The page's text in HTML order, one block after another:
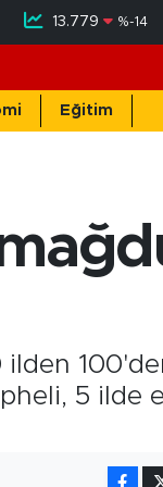
13.779 %-14
Eğitim
ilden
5 ilde